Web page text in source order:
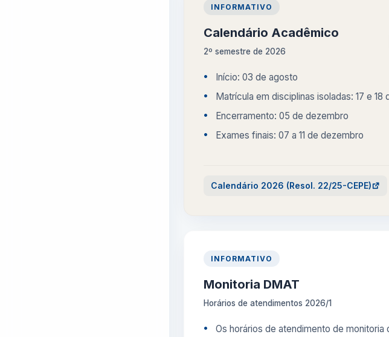
INFORMATIVO
Calendário Acadêmico
2º semestre de 2026
Início: 03 de agosto
Matrícula em disciplinas isoladas: 17 e 18
Encerramento: 05 de dezembro
Exames finais: 07 a 11 de dezembro
Calendário 2026 (Resol. 22/25-CEPE)
INFORMATIVO
Monitoria DMAT
Horários de atendimentos 2026/1
Os horários de atendimento de monitoria